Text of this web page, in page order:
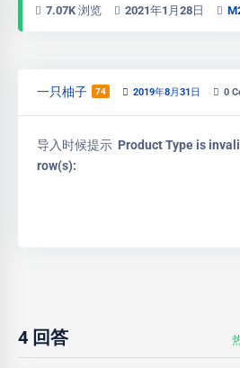
7.07K 浏览 2021年1月28日
一只柚子 74 2019年8月31日 0
导入时候提示 Product Type is
row(s):
4 回答